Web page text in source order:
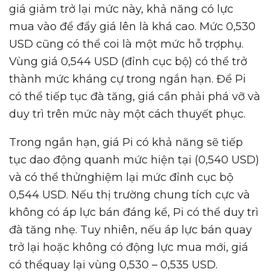
giá giảm trở lại mức này, khả năng có lực
mua vào để đẩy giá lên là khá cao. Mức 0,530
USD cũng có thể coi là một mức hỗ trợphụ.
Vùng giá 0,544 USD (đỉnh cục bộ) có thể trở
thành mức kháng cự trong ngắn hạn. Để Pi
có thể tiếp tục đà tăng, giá cần phải phá vỡ và
duy trì trên mức này một cách thuyết phục.
Trong ngắn hạn, giá Pi có khả năng sẽ tiếp
tục dao động quanh mức hiện tại (0,540 USD)
và có thể thửnghiệm lại mức đỉnh cục bộ
0,544 USD. Nếu thị trường chung tích cực và
không có áp lực bán đáng kể, Pi có thể duy trì
đà tăng nhẹ. Tuy nhiên, nếu áp lực bán quay
trở lại hoặc không có động lực mua mới, giá
có thểquay lại vùng 0,530 – 0,535 USD.